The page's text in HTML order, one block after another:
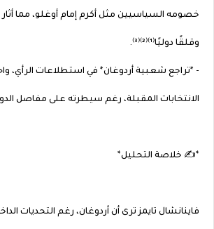
خصومه السياسيين مثل أكرم إمام أوغلو، مما
وقلقًا دوليًا⁽¹⁾⁽²⁾⁽³⁾.
- *تراجع شعبية أردوغان* في استطلاعات الرأي،
الانتخابات المقبلة، رغم سيطرته على مفاصل
*✍️ خلاصة التحليل*
فاينانشال تايمز ترى أن أردوغان، رغم التحديات